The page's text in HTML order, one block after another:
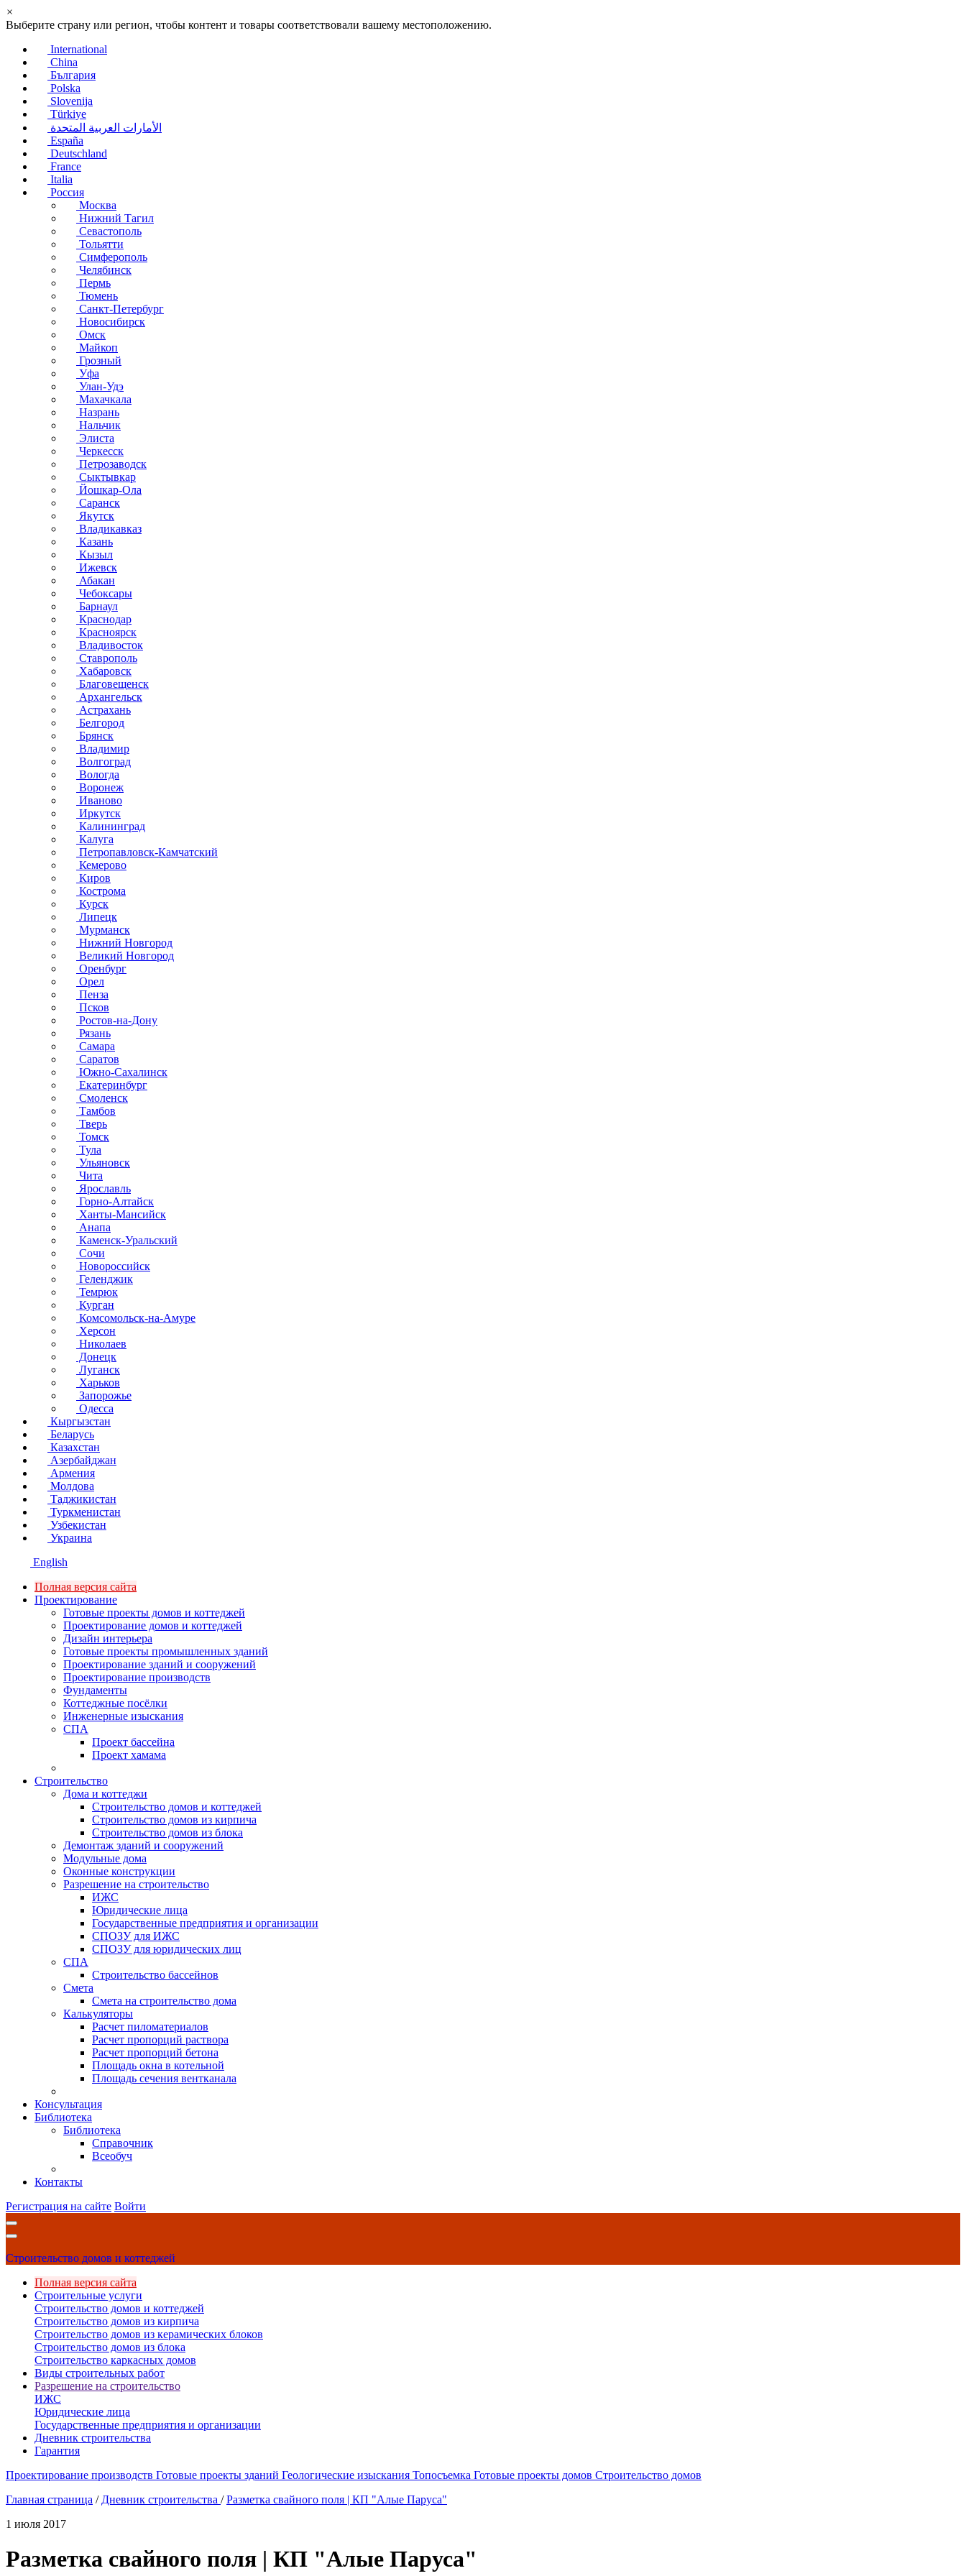
×
Выберите страну или регион, чтобы контент и товары соответствовали вашему местоположению.
International
China
България
Polska
Slovenija
Türkiye
الأمارات العربية المتحدة
España
Deutschland
France
Italia
Россия
Москва
Нижний Тагил
Севастополь
Тольятти
Симферополь
Челябинск
Пермь
Тюмень
Санкт-Петербург
Новосибирск
Омск
Майкоп
Грозный
Уфа
Улан-Удэ
Махачкала
Назрань
Нальчик
Элиста
Черкесск
Петрозаводск
Сыктывкар
Йошкар-Ола
Саранск
Якутск
Владикавказ
Казань
Кызыл
Ижевск
Абакан
Чебоксары
Барнаул
Краснодар
Красноярск
Владивосток
Ставрополь
Хабаровск
Благовещенск
Архангельск
Астрахань
Белгород
Брянск
Владимир
Волгоград
Вологда
Воронеж
Иваново
Иркутск
Калининград
Калуга
Петропавловск-Камчатский
Кемерово
Киров
Кострома
Курск
Липецк
Мурманск
Нижний Новгород
Великий Новгород
Оренбург
Орел
Пенза
Псков
Ростов-на-Дону
Рязань
Самара
Саратов
Южно-Сахалинск
Екатеринбург
Смоленск
Тамбов
Тверь
Томск
Тула
Ульяновск
Чита
Ярославль
Горно-Алтайск
Ханты-Мансийск
Анапа
Каменск-Уральский
Сочи
Новороссийск
Геленджик
Темрюк
Курган
Комсомольск-на-Амуре
Херсон
Николаев
Донецк
Луганск
Харьков
Запорожье
Одесса
Кыргызстан
Беларусь
Казахстан
Азербайджан
Армения
Молдова
Таджикистан
Туркменистан
Узбекистан
Украина
English
Полная версия сайта
Проектирование
Готовые проекты домов и коттеджей
Проектирование домов и коттеджей
Дизайн интерьера
Готовые проекты промышленных зданий
Проектирование зданий и сооружений
Проектирование производств
Фундаменты
Коттеджные посёлки
Инженерные изыскания
СПА
Проект бассейна
Проект хамама
Строительство
Дома и коттеджи
Строительство домов и коттеджей
Строительство домов из кирпича
Строительство домов из блока
Демонтаж зданий и сооружений
Модульные дома
Оконные конструкции
Разрешение на строительство
ИЖС
Юридические лица
Государственные предприятия и организации
СПОЗУ для ИЖС
СПОЗУ для юридических лиц
СПА
Строительство бассейнов
Смета
Смета на строительство дома
Калькуляторы
Расчет пиломатериалов
Расчет пропорций раствора
Расчет пропорций бетона
Площадь окна в котельной
Площадь сечения вентканала
Консультация
Библиотека
Библиотека
Справочник
Всеобуч
Контакты
Регистрация на сайте Войти
Строительство домов и коттеджей
Полная версия сайта
Строительные услуги
Строительство домов и коттеджей
Строительство домов из кирпича
Строительство домов из керамических блоков
Строительство домов из блока
Строительство каркасных домов
Виды строительных работ
Разрешение на строительство
ИЖС
Юридические лица
Государственные предприятия и организации
Дневник строительства
Гарантия
Проектирование производств Готовые проекты зданий Геологические изыскания Топосъемка Готовые проекты домов Строительство домов
Главная страница / Дневник строительства / Разметка свайного поля | КП "Алые Паруса"
1 июля 2017
Разметка свайного поля | КП "Алые Паруса"